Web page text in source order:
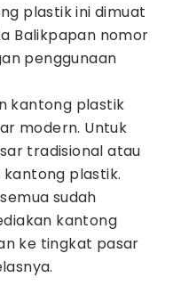
plastik ini dimuat
Balikpapan nomor
penggunaan
kantong plastik
modern. Untuk
tradisional atau
plastik.
sudah
kantong
ke tingkat pasar